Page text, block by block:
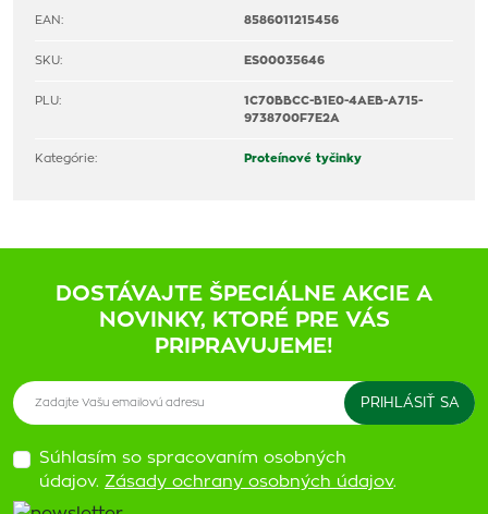
EAN: 8586011215456
SKU: ES00035646
PLU:
1C70BBCC-B1E0-4AEB-A715-
9738700F7E2A
Kategórie: Proteínové tyčinky
DOSTÁVAJTE ŠPECIÁLNE AKCIE A
NOVINKY, KTORÉ PRE VÁS
PRIPRAVUJEME!
Súhlasím so spracovaním osobných
údajov. Zásady ochrany osobných údajov.